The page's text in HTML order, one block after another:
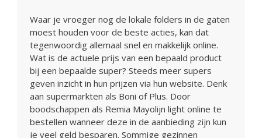
Waar je vroeger nog de lokale folders in de gaten
moest houden voor de beste acties, kan dat
tegenwoordig allemaal snel en makkelijk online.
Wat is de actuele prijs van een bepaald product
bij een bepaalde super? Steeds meer supers
geven inzicht in hun prijzen via hun website. Denk
aan supermarkten als Boni of Plus. Door
boodschappen als Remia Mayolijn light online te
bestellen wanneer deze in de aanbieding zijn kun
je veel geld besparen. Sommige gezinnen